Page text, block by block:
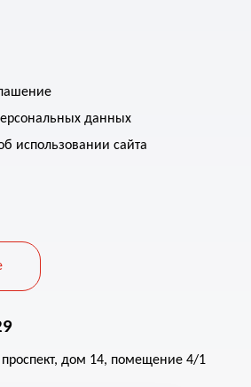
данных
использовании сайта
дом 14, помещение 4/1